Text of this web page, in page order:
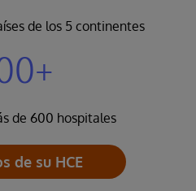
de los 5 continentes
de 600 hospitales
de su HCE